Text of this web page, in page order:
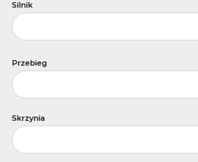
Silnik
Przebieg
Skrzynia